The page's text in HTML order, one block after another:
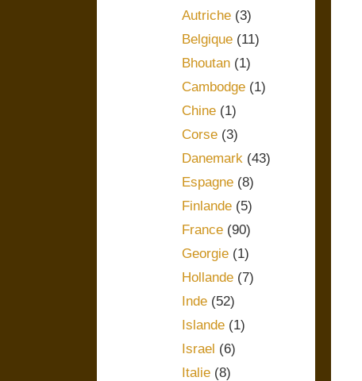
Autriche(3)
Belgique(11)
Bhoutan(1)
Cambodge(1)
Chine(1)
Corse(3)
Danemark (43)
Espagne(8)
Finlande(5)
France(90)
Georgie(1)
Hollande(7)
Inde(52)
Islande(1)
Israel (6)
Italie(8)